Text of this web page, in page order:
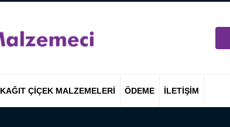
KAĞIT ÇIÇEK MALZEMELERI ÖDEME İLETIŞIM